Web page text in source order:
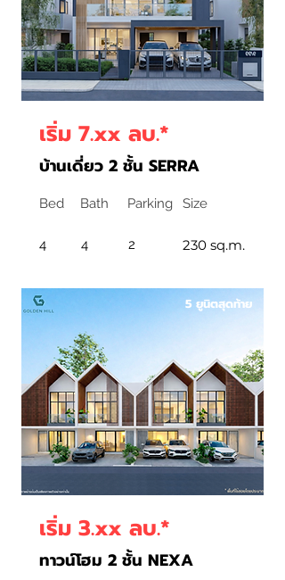
เริ่ม 7.xx ลบ.*
บ้านเดี่ยว 2 ชั้น SERRA
Bed Bath Parking Size
4 4 2 230 sq.m.
5 ยูนิตสุดท้าย
เริ่ม 3.xx ลบ.*
ทาวน์โฮม 2 ชั้น NEXA